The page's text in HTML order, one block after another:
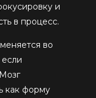
и
в процесс.
во
как форму